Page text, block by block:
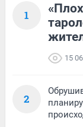
1
15
2